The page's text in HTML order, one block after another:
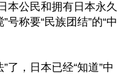
本公民和拥有日本永久
号称要“民族团结”的“中
了，日本已经“知道”中